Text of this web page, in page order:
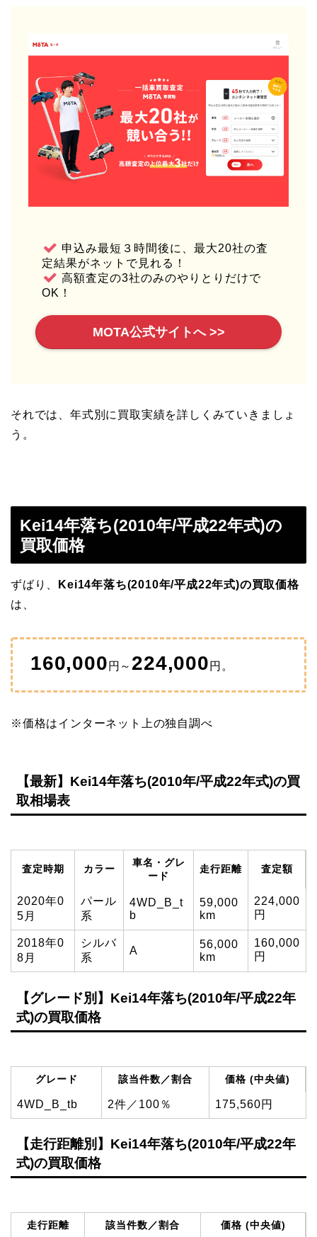
申込み最短３時間後に、最大20社の査
定結果がネットで見れる！
高額査定の3社のみのやりとりだけで
OK！
MOTA公式サイトへ >>
それでは、年式別に買取実績を詳しくみていきましょ
う。
Kei14年落ち(2010年/平成22年式)の
買取価格
ずばり、
Kei14年落ち(2010年/平成22年式)の買取価格
は、
160,000 円～ 224,000 円。
※価格はインターネット上の独自調べ
【最新】Kei14年落ち(2010年/平成22年式)の買
取相場表
査定時期 カラー
車名・グレ
ード
走行距離 査定額
2020年0
5月
パール
系
4WD_B_t
b
59,000
km
224,000
円
2018年0
8月
シルバ
系
A
56,000
km
160,000
円
【グレード別】Kei14年落ち(2010年/平成22年
式)の買取価格
グレード 該当件数／割合 価格 (中央値)
4WD_B_tb 2件／100％ 175,560円
【走行距離別】Kei14年落ち(2010年/平成22年
式)の買取価格
走行距離 該当件数／割合 価格 (中央値)